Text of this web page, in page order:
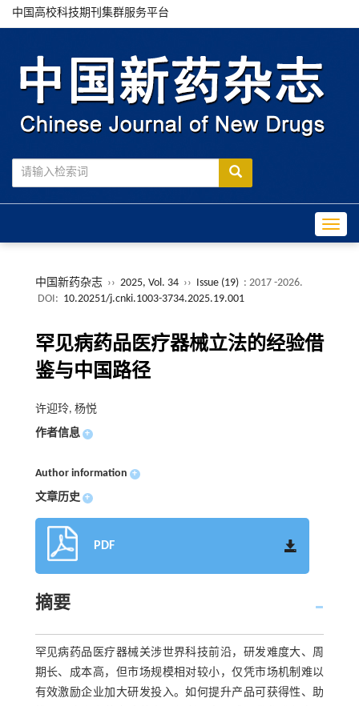
中国高校科技期刊集群服务平台
中国新药杂志 ›› 2025, Vol. 34 ›› Issue (19) : 2017 -2026.
DOI: 10.20251/j.cnki.1003-3734.2025.19.001
罕见病药品医疗器械立法的经验借
鉴与中国路径
许迎玲, 杨悦
作者信息 +
Author information +
文章历史 +
PDF
摘要
罕见病药品医疗器械关涉世界科技前沿，研发难度大、周
期长、成本高，但市场规模相对较小，仅凭市场机制难以
有效激励企业加大研发投入。如何提升产品可获得性、助